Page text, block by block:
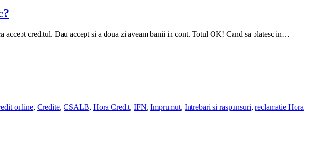
accept creditul. Dau accept si a doua zi aveam banii in cont. Totul OK! Cand sa platesc in…
online, Credite, CSALB, Hora Credit, IFN, Imprumut, Intrebari si raspunsuri, reclamatie Hora